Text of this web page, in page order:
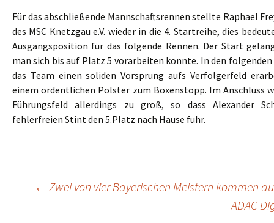
Für das abschließende Mannschaftsrennen stellte Raphael
des MSC Knetzgau e.V. wieder in die 4. Startreihe, dies
Ausgangsposition für das folgende Rennen. Der Start
man sich bis auf Platz 5 vorarbeiten konnte. In den
das Team einen soliden Vorsprung aufs Verfolgerfeld
einem ordentlichen Polster zum Boxenstopp. Im Anschluss
Führungsfeld allerdings zu groß, so dass Alexander
fehlerfreien Stint den 5.Platz nach Hause fuhr.
Beitragsnavigation
← Zwei von vier Bayerischen Meistern kommen
ADAC